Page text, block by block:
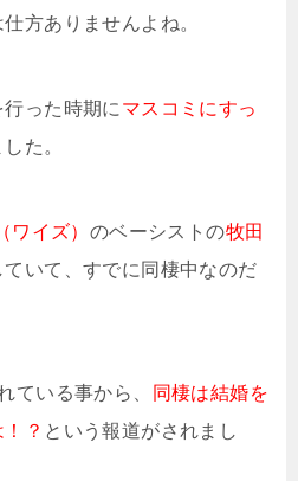
方ありませんよね。
った時期に マスコミにすっ
た。
ワイズ） のベーシストの牧田
ていて、すでに同棲中なのだ
ている事から、
同棲は結婚を
？ という報道がされまし